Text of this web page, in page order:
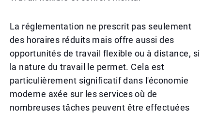
La réglementation ne prescrit pas seulement
des horaires réduits mais offre aussi des
opportunités de travail flexible ou à distance, si
la nature du travail le permet. Cela est
particulièrement significatif dans l'économie
moderne axée sur les services où de
nombreuses tâches peuvent être effectuées